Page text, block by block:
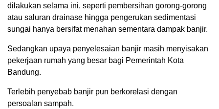
dilakukan selama ini, seperti pembersihan gorong-gorong
atau saluran drainase hingga pengerukan sedimentasi
sungai hanya bersifat menahan sementara dampak banjir.
Sedangkan upaya penyelesaian banjir masih menyisakan
pekerjaan rumah yang besar bagi Pemerintah Kota
Bandung.
Terlebih penyebab banjir pun berkorelasi dengan
persoalan sampah.